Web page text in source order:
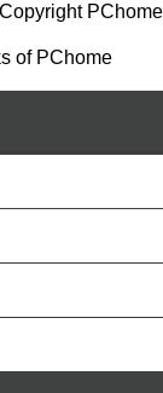
一時間衝到
心來的, 兩
以及加紅茶
奶變奶茶的
倒一碗再說.
PChome
of PChome